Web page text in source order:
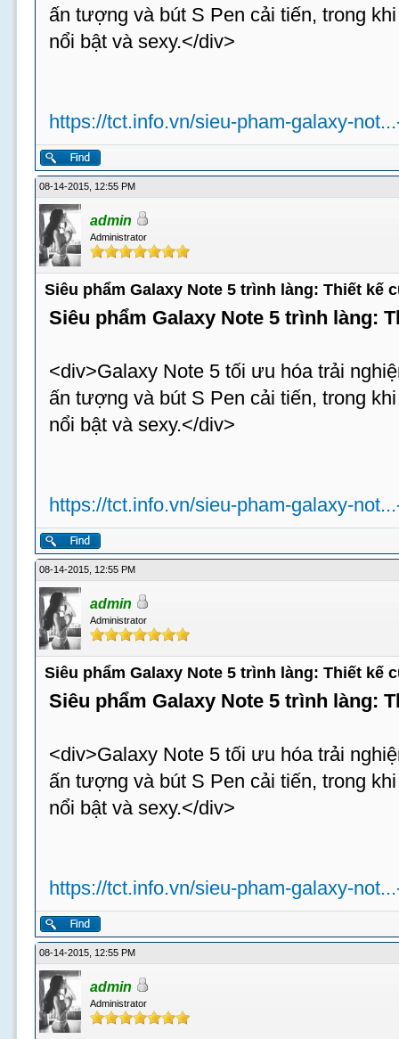
ấn tượng và bút S Pen cải tiến, trong
nổi bật và sexy.</div>
https://tct.info.vn/sieu-pham-galaxy-
08-14-2015, 12:55 PM
admin
Administrator
Siêu phẩm Galaxy Note 5 trình làng: Thiết kế
Siêu phẩm Galaxy Note 5 trình làng:
<div>Galaxy Note 5 tối ưu hóa trải
ấn tượng và bút S Pen cải tiến, trong
nổi bật và sexy.</div>
https://tct.info.vn/sieu-pham-galaxy-
08-14-2015, 12:55 PM
admin
Administrator
Siêu phẩm Galaxy Note 5 trình làng: Thiết kế
Siêu phẩm Galaxy Note 5 trình làng:
<div>Galaxy Note 5 tối ưu hóa trải
ấn tượng và bút S Pen cải tiến, trong
nổi bật và sexy.</div>
https://tct.info.vn/sieu-pham-galaxy-
08-14-2015, 12:55 PM
admin
Administrator